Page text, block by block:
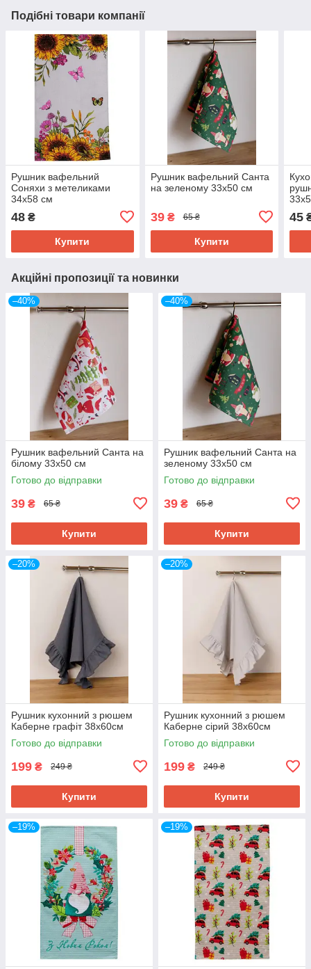
Подібні товари компанії
Рушник вафельний
Соняхи з метеликами
34х58 см
48 ₴
Купити
Рушник вафельний Санта
на зеленому 33х50 см
39₴ 65 ₴
Купити
45
Акційні пропозиції та новинки
–40%
Рушник вафельний Санта на
білому 33х50 см
Готово до відправки
39 ₴ 65 ₴
Купити
–40%
Рушник вафельний Санта на
зеленому 33х50 см
Готово до відправки
39 ₴ 65 ₴
Купити
–20%
Рушник кухонний з рюшем
Каберне графіт 38х60см
Готово до відправки
199 ₴ 249 ₴
Купити
–20%
Рушник кухонний з рюшем
Каберне сірий 38х60см
Готово до відправки
199 ₴ 249 ₴
Купити
–19% –19%